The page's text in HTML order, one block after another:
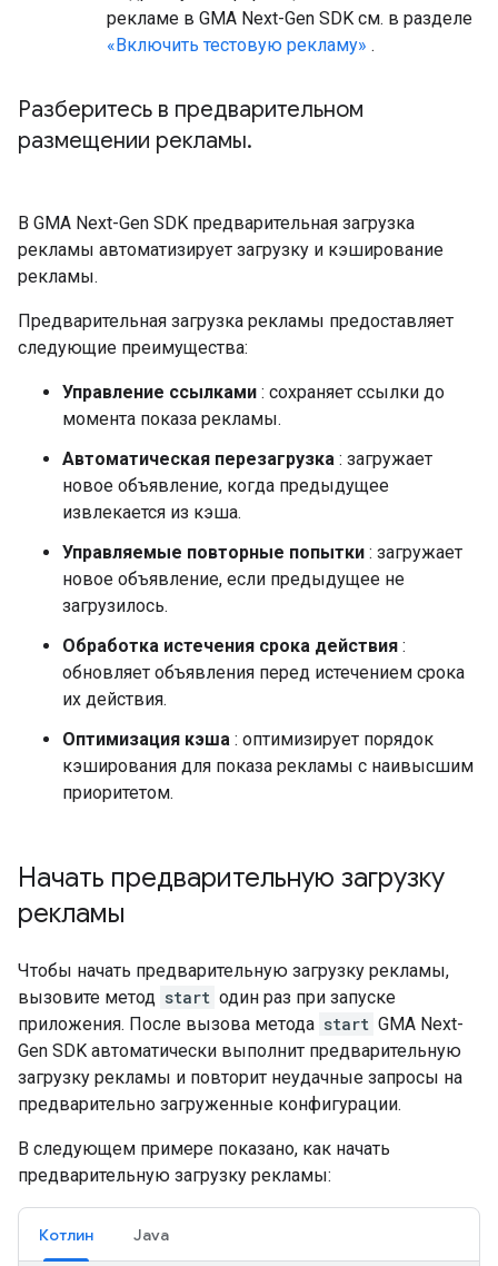
рекламе в GMA Next-Gen SDK см. в разделе
«Включить тестовую рекламу» .
Разберитесь в предварительном
размещении рекламы.
В GMA Next-Gen SDK предварительная загрузка
рекламы автоматизирует загрузку и кэширование
рекламы.
Предварительная загрузка рекламы предоставляет
следующие преимущества:
Управление ссылками : сохраняет ссылки до
момента показа рекламы.
Автоматическая перезагрузка : загружает
новое объявление, когда предыдущее
извлекается из кэша.
Управляемые повторные попытки : загружает
новое объявление, если предыдущее не
загрузилось.
Обработка истечения срока действия :
обновляет объявления перед истечением срока
их действия.
Оптимизация кэша : оптимизирует порядок
кэширования для показа рекламы с наивысшим
приоритетом.
Начать предварительную загрузку
рекламы
Чтобы начать предварительную загрузку рекламы,
вызовите метод start один раз при запуске
приложения. После вызова метода start GMA Next-
Gen SDK автоматически выполнит предварительную
загрузку рекламы и повторит неудачные запросы на
предварительно загруженные конфигурации.
В следующем примере показано, как начать
предварительную загрузку рекламы:
Котлин Java